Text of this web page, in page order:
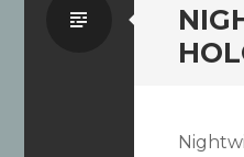
Par